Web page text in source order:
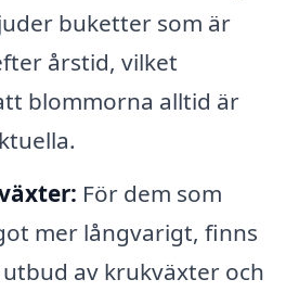
buketter som är
årstid, vilket
blommorna alltid är
För dem som
mer långvarigt, finns
av krukväxter och